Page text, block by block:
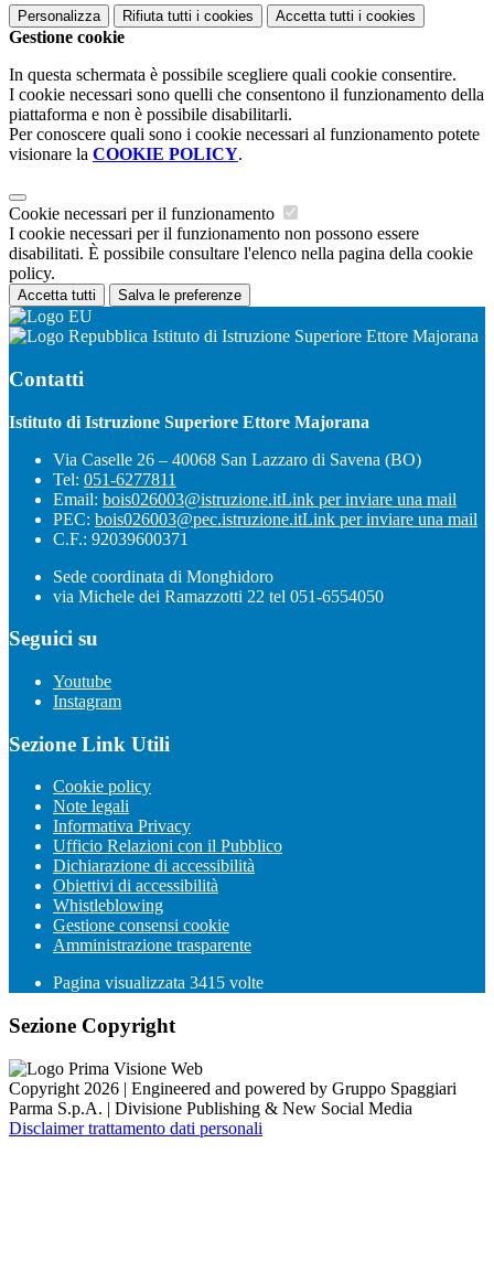
Personalizza Rifiuta tutti i cookies Accetta tutti i cookies
Gestione cookie
In questa schermata è possibile scegliere quali cookie consentire.
I cookie necessari sono quelli che consentono il funzionamento della
piattaforma e non è possibile disabilitarli.
Per conoscere quali sono i cookie necessari al funzionamento potete
visionare la COOKIE POLICY.
Cookie necessari per il funzionamento
I cookie necessari per il funzionamento non possono essere
disabilitati. È possibile consultare l'elenco nella pagina della cookie
policy.
Accetta tutti Salva le preferenze
Istituto di Istruzione Superiore Ettore Majorana
Contatti
Istituto di Istruzione Superiore Ettore Majorana
Via Caselle 26 – 40068 San Lazzaro di Savena (BO)
Tel: 051-6277811
Email: bois026003@istruzione.itLink per inviare una mail
PEC: bois026003@pec.istruzione.itLink per inviare una mail
C.F.: 92039600371
Sede coordinata di Monghidoro
via Michele dei Ramazzotti 22 tel 051-6554050
Seguici su
Youtube
Instagram
Sezione Link Utili
Cookie policy
Note legali
Informativa Privacy
Ufficio Relazioni con il Pubblico
Dichiarazione di accessibilità
Obiettivi di accessibilità
Whistleblowing
Gestione consensi cookie
Amministrazione trasparente
Pagina visualizzata 3415 volte
Sezione Copyright
Copyright 2026 | Engineered and powered by Gruppo Spaggiari
Parma S.p.A. | Divisione Publishing & New Social Media
Disclaimer trattamento dati personali